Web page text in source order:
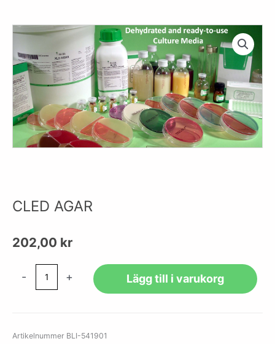
CLED AGAR
202,00 kr
- + Lägg till i varukorg
Artikelnummer BLI-541901